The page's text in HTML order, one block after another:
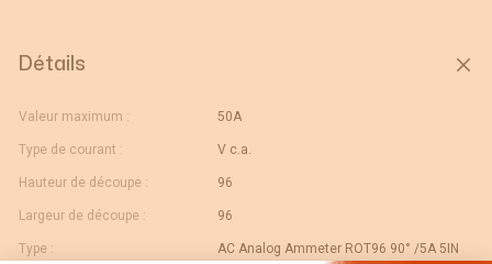
Détails
Valeur maximum : 50A
Type de courant : V c.a.
Hauteur de découpe : 96
Largeur de découpe : 96
Type : AC Analog Ammeter ROT96 90° /5A 5IN